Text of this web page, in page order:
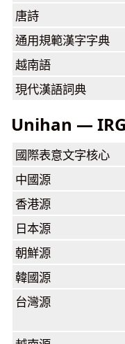
唐詩
通用規範漢字字典
越南語
現代漢語詞典
Unihan —
國際表意文字核心
中國源
香港源
日本源
朝鮮源
韓國源
台灣源